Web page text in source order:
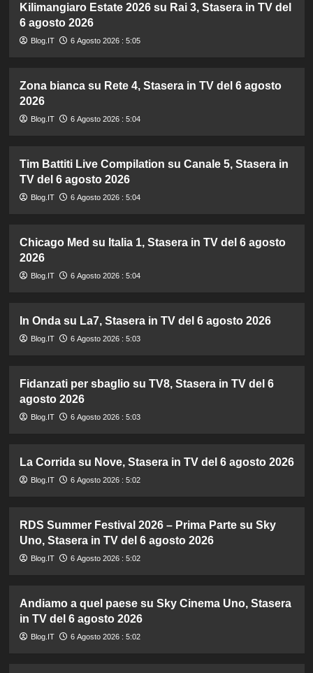
Kilimangiaro Estate 2026 su Rai 3, Stasera in TV del
6 agosto 2026
Blog.IT 6 Agosto 2026 : 5:05
Zona bianca su Rete 4, Stasera in TV del 6 agosto
2026
Blog.IT 6 Agosto 2026 : 5:04
Tim Battiti Live Compilation su Canale 5, Stasera in
TV del 6 agosto 2026
Blog.IT 6 Agosto 2026 : 5:04
Chicago Med su Italia 1, Stasera in TV del 6 agosto
2026
Blog.IT 6 Agosto 2026 : 5:04
In Onda su La7, Stasera in TV del 6 agosto 2026
Blog.IT 6 Agosto 2026 : 5:03
Fidanzati per sbaglio su TV8, Stasera in TV del 6
agosto 2026
Blog.IT 6 Agosto 2026 : 5:03
La Corrida su Nove, Stasera in TV del 6 agosto 2026
Blog.IT 6 Agosto 2026 : 5:02
RDS Summer Festival 2026 – Prima Parte su Sky
Uno, Stasera in TV del 6 agosto 2026
Blog.IT 6 Agosto 2026 : 5:02
Andiamo a quel paese su Sky Cinema Uno, Stasera
in TV del 6 agosto 2026
Blog.IT 6 Agosto 2026 : 5:02